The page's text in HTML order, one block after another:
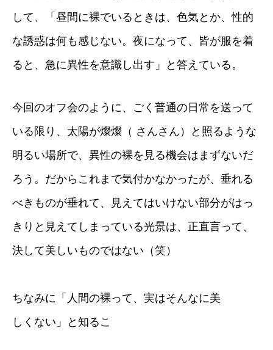
して、「昼間に裸でいるときは、色気とか、性的
な誘惑は何も感じない。夜になって、皆が服を着
ると、急に異性を意識し出す」と答えている。
今回のオフ会のように、ごく普通の日常を送って
いる限り、太陽が燦燦（ さんさん）と照るような
明るい場所で、異性の裸を見る機会はまずないだ
ろう。だからこれまで気付かなかったが、垂れる
べきものが垂れて、見えてはいけない部分がはっ
きりと見えてしまっている光景は、正直言って、
決して美しいものではない（笑）
ちなみに「人間の裸って、実はそんなに美
しくない」と知るこ